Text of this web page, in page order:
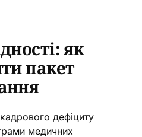
як
пакет
дефіциту
медичних